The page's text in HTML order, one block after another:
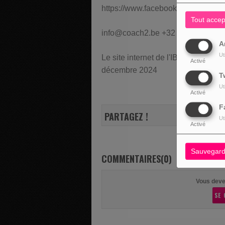
Tout
Activé
Activé
Activé
https://www.facebook.com/
info@coach2.be +32 473 93 47 59
Le site internet de l'IBC 'Institut
décembre 2024
PARTAGEZ !
COMMENTAIRES(0)
Vous
SE